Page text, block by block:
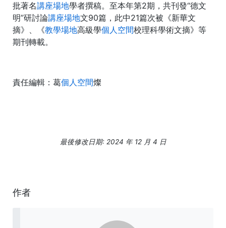
批著名講座場地學者撰稿。至本年第2期，共刊發“德文
明”研討論講座場地文90篇，此中21篇次被《新華文
摘》、《教學場地高級學個人空間校理科學術文摘》等
期刊轉載。
責任編輯：葛個人空間燦
最後修改日期: 2024 年 12 月 4 日
作者